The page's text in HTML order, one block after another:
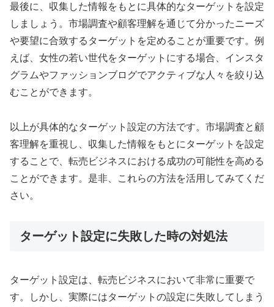
最後に、収集した情報をもとに具体的なターゲットを設定
しましょう。市場調査や顧客理解を通じて分かったニーズ
や要望に合致するターゲットを定めることが重要です。例
えば、女性の若い世代をターゲットにする場合、インスタ
グラムやファッションブログでアクティブな人々を絞り込
むことができます。
以上が具体的なターゲット設定の方法です。市場調査と顧
客理解を重視し、収集した情報をもとにターゲットを設定
することで、転売ビジネスにおける成功の可能性を高める
ことができます。是非、これらの方法を活用してみてくだ
さい。
ターゲット設定に失敗した時の対処法
ターゲット設定は、転売ビジネスにおいて非常に重要で
す。しかし、実際にはターゲットの設定に失敗してしまう